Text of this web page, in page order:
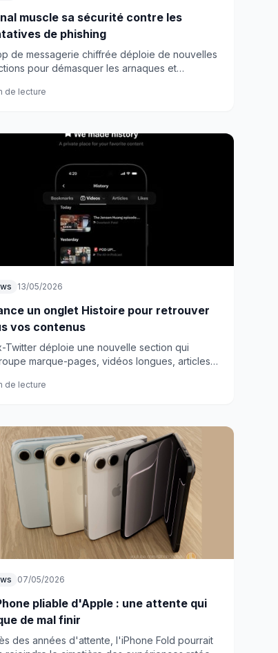
muscle sa sécurité contre les
de phishing
de messagerie chiffrée déploie de nouvelles
pour démasquer les arnaques et
pour Signal.
de lecture
13/05/2026
un onglet Histoire pour retrouver
vos contenus
Twitter déploie une nouvelle section qui
marque-pages, vidéos longues, articles
parfois douteuse.
de lecture
07/05/2026
pliable d'Apple : une attente qui
de mal finir
des années d'attente, l'iPhone Fold pourrait